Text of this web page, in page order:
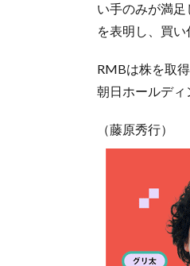
い手のみが満
を表明し、買い
RMBは株を取
朝日ホールディ
（藤原秀行）